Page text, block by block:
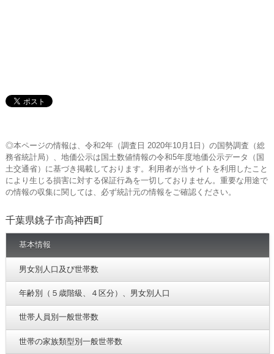
◎本ページの情報は、令和2年（調査日 2020年10月1日）の国勢調査（総
務省統計局）、地価公示は国土数値情報の令和5年度地価公示データ（国
土交通省）に基づき掲載しております。利用者が当サイトを利用したこと
により生じる損害に対する保証行為を一切しておりません。重要な用途で
の情報の収集に関しては、必ず統計元の情報をご確認ください。
千葉県銚子市高神西町
基本情報
男女別人口及び世帯数
年齢別（５歳階級、４区分）、男女別人口
世帯人員別一般世帯数
世帯の家族類型別一般世帯数